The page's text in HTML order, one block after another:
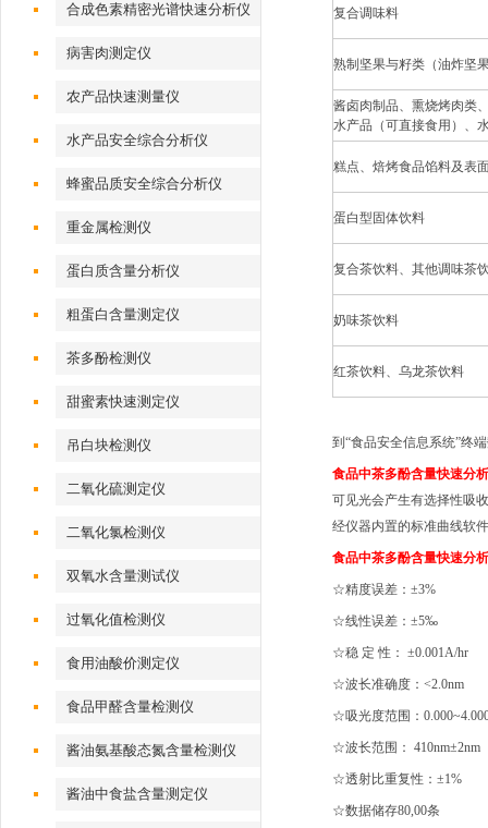
合成色素精密光谱快速分析仪
病害肉测定仪
农产品快速测量仪
水产品安全综合分析仪
蜂蜜品质安全综合分析仪
重金属检测仪
蛋白质含量分析仪
粗蛋白含量测定仪
茶多酚检测仪
甜蜜素快速测定仪
吊白块检测仪
二氧化硫测定仪
二氧化氯检测仪
双氧水含量测试仪
过氧化值检测仪
食用油酸价测定仪
食品甲醛含量检测仪
酱油氨基酸态氮含量检测仪
酱油中食盐含量测定仪
复合调味料
熟制坚果与籽类（油炸坚
酱卤肉制品、熏烧烤肉类
水产品（可直接食用）、
糕点、焙烤食品馅料及表
蛋白型固体饮料
复合茶饮料、其他调味茶
奶味茶饮料
红茶饮料、乌龙茶饮料
到“食品安全信息系统”终
食品中茶多酚含量快速分
可见光会产生有选择性吸
经仪器内置的标准曲线软
食品中茶多酚含量快速分
☆精度误差：±3%
☆线性误差：±5‰
☆稳 定 性： ±0.001A/hr
☆波长准确度：<2.0nm
☆吸光度范围：
☆波长范围： 410nm±2nm
☆透射比重复性：±1%
☆数据储存80,00条